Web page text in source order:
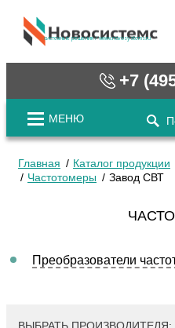
cистемные решения / www.novosystems.ru
+7
МЕНЮ
Главная Каталог продукции
Частотомеры
Завод СВТ
Преобразователи